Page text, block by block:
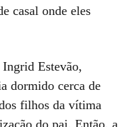
casal onde eles
Ingrid Estevão,
dormido cerca de
filhos da vítima
do pai. Então, a